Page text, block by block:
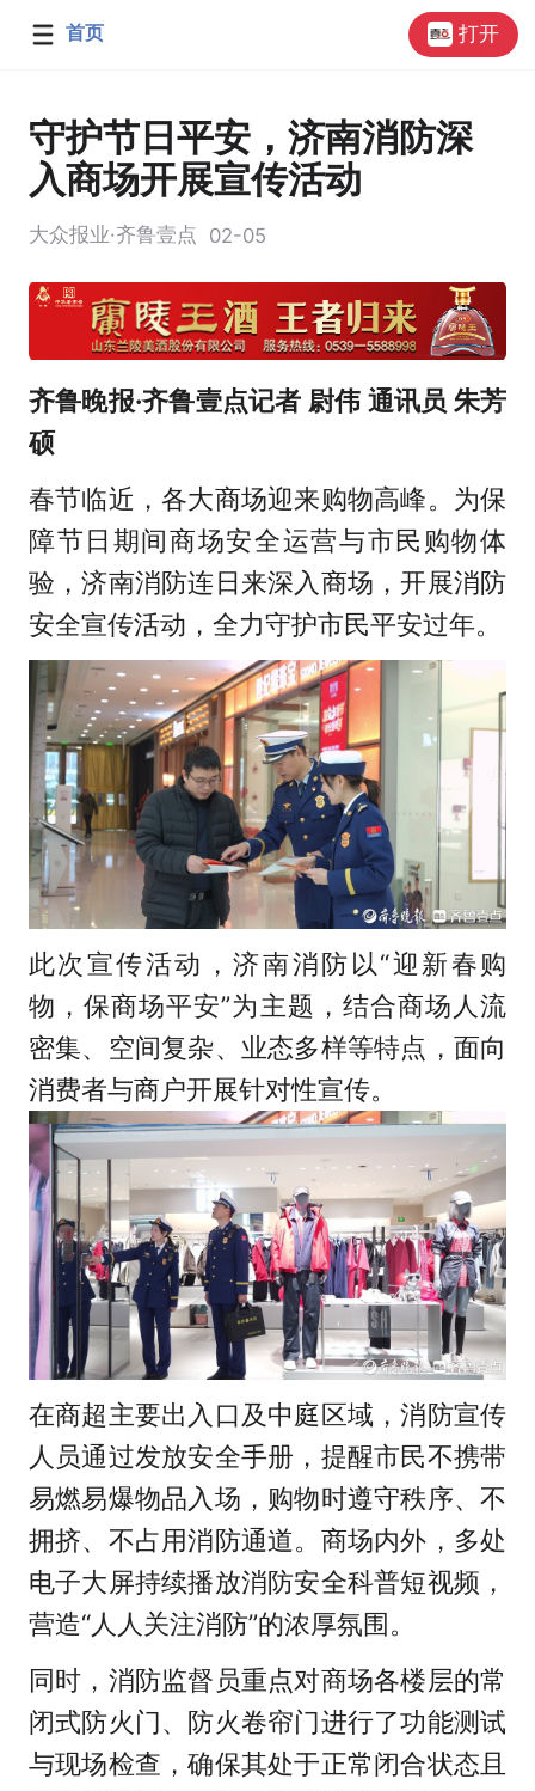
首页 打开
守护节日平安，济南消防深
入商场开展宣传活动
大众报业·齐鲁壹点 02-05
齐鲁晚报·齐鲁壹点记者 尉伟 通讯员 朱芳
硕
春节临近，各大商场迎来购物高峰。为保
障节日期间商场安全运营与市民购物体
验，济南消防连日来深入商场，开展消防
安全宣传活动，全力守护市民平安过年。
此次宣传活动，济南消防以“迎新春购
物，保商场平安”为主题，结合商场人流
密集、空间复杂、业态多样等特点，面向
消费者与商户开展针对性宣传。
在商超主要出入口及中庭区域，消防宣传
人员通过发放安全手册，提醒市民不携带
易燃易爆物品入场，购物时遵守秩序、不
拥挤、不占用消防通道。商场内外，多处
电子大屏持续播放消防安全科普短视频，
营造“人人关注消防”的浓厚氛围。
同时，消防监督员重点对商场各楼层的常
闭式防火门、防火卷帘门进行了功能测试
与现场检查，确保其处于正常闭合状态且